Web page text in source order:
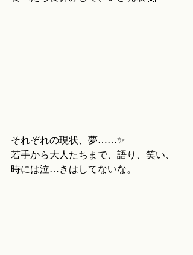
それぞれの現状、夢……✨
若手から大人たちまで、語り、笑い、
時には泣…きはしてないな。